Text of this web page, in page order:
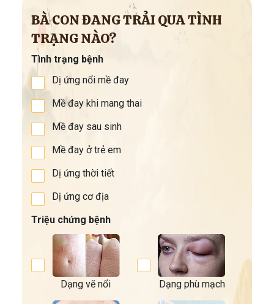
BÀ CON ĐANG TRẢI QUA TÌNH
TRẠNG NÀO?
Tình trạng bệnh
Dị ứng nổi mề đay
Mề đay khi mang thai
Mề đay sau sinh
Mề đay ở trẻ em
Dị ứng thời tiết
Dị ứng cơ địa
Triệu chứng bệnh
Dạng vẽ nổi Dạng phù mạch